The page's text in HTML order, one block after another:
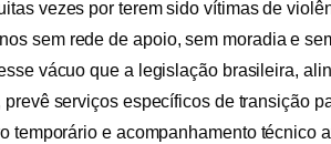
vezes por terem sido vítimas de
sem rede de apoio, sem moradia e
vácuo que a legislação brasileira,
serviços específicos de transição
temporário e acompanhamento técnico